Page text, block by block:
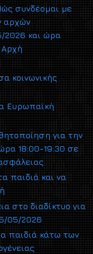
συνδέομαι με
αρχών
2026 και ώρα
Αρχή
κοινωνικής
Ευρωπαϊκή
για την
18:00-19:30 σε
παιδιά και να
στο διαδίκτυο για
05/2026
παιδιά κάτω των